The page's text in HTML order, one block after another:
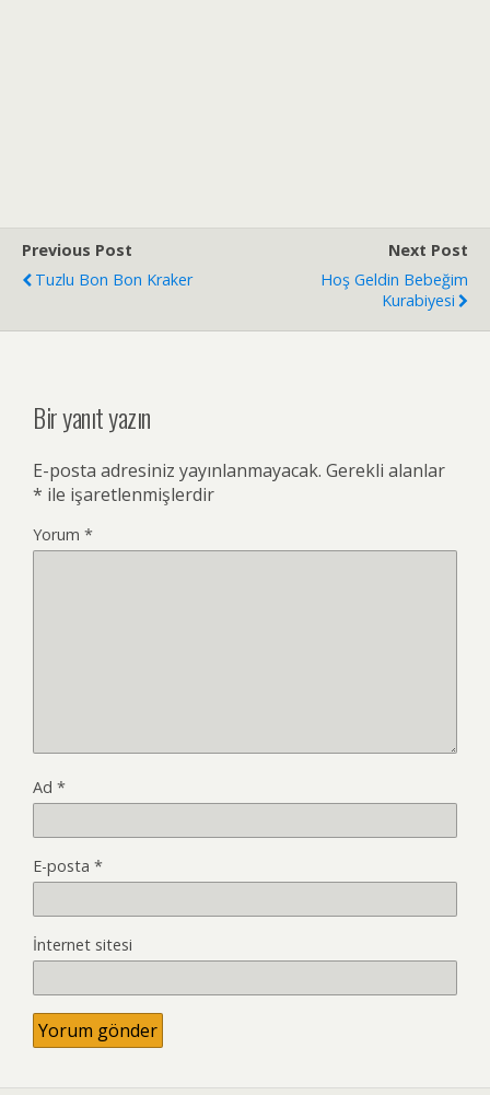
Previous Post
Tuzlu Bon Bon Kraker
Next Post
Hoş Geldin Bebeğim
Kurabiyesi
Bir yanıt yazın
E-posta adresiniz yayınlanmayacak. Gerekli alanlar
* ile işaretlenmişlerdir
Yorum *
Ad *
E-posta *
İnternet sitesi